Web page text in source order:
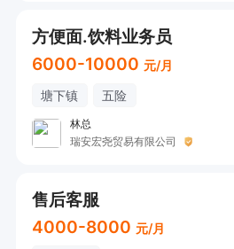
方便面.饮料业务员
6000-10000 元/月
塘下镇 五险
林总
瑞安宏尧贸易有限公司
售后客服
4000-8000 元/月